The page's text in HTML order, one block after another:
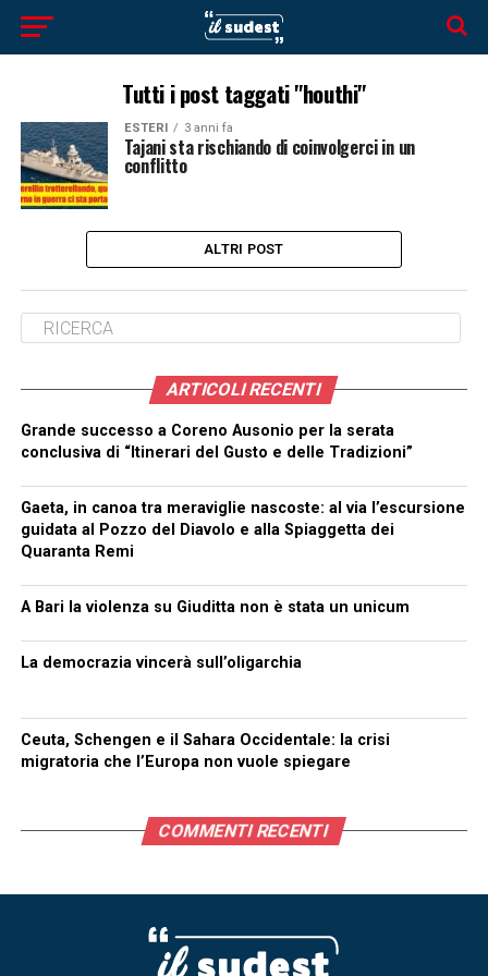
Tutti i post taggati "houthi"
ESTERI 3 anni fa
Tajani sta rischiando di coinvolgerci in un
conflitto
ALTRI POST
ARTICOLI RECENTI
Grande successo a Coreno Ausonio per la serata
conclusiva di “Itinerari del Gusto e delle Tradizioni”
Gaeta, in canoa tra meraviglie nascoste: al via l’escursione
guidata al Pozzo del Diavolo e alla Spiaggetta dei
Quaranta Remi
A Bari la violenza su Giuditta non è stata un unicum
La democrazia vincerà sull’oligarchia
Ceuta, Schengen e il Sahara Occidentale: la crisi
migratoria che l’Europa non vuole spiegare
COMMENTI RECENTI